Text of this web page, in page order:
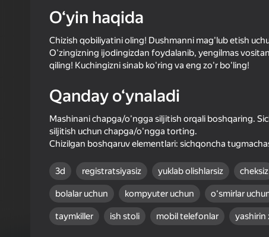
O‘yin haqida
Chizish qobiliyatini oling! Dushmanni mag'lub etish
O'zingizning ijodingizdan foydalanib, yengilmas
qiling! Kuchingizni sinab ko'ring va eng zo'r bo'ling!
Qanday o‘ynaladi
Mashinani chapga/o'ngga siljitish orqali boshqaring.
siljitish uchun chapga/o'ngga torting.
Chizilgan boshqaruv elementlari: sichqoncha
3d registratsiyasiz yuklab olishlarsiz cheksiz
bolalar uchun kompyuter uchun oʻsmirlar
taymkiller ish stoli mobil telefonlar yashirin